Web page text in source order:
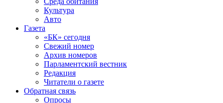
Культура
Авто
Газета
«БК» сегодня
Свежий номер
Архив номеров
Парламентский вестник
Редакция
Читатели о газете
Обратная связь
Опросы